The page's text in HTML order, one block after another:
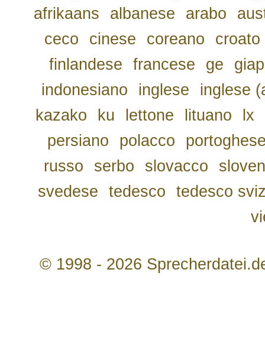
afrikaans albanese arabo
ceco
cinese coreano
croato
finlandese
francese ge
indonesiano
inglese
inglese
kazako
ku lettone lituano lx
persiano
polacco
russo
serbo slovacco
svedese
tedesco
tedesco
© 1998 - 2026